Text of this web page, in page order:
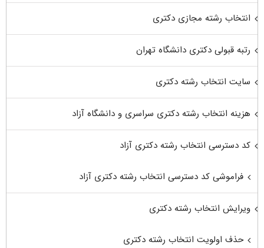
انتخاب رشته مجازی دکتری
رتبه قبولی دکتری دانشگاه تهران
سایت انتخاب رشته دکتری
هزینه انتخاب رشته دکتری سراسری و دانشگاه آزاد
کد دسترسی انتخاب رشته دکتری آزاد
فراموشی کد دسترسی انتخاب رشته دکتری آزاد
ویرایش انتخاب رشته دکتری
حذف اولویت انتخاب رشته دکتری